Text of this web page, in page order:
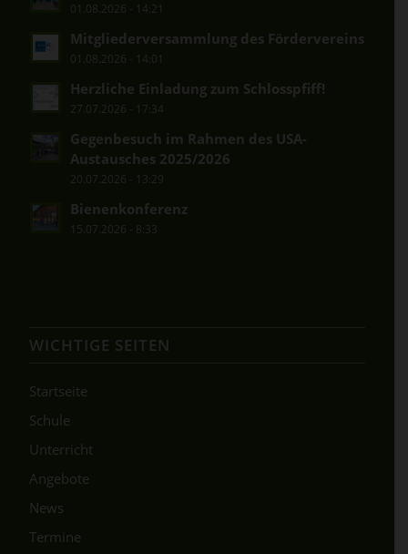
01.08.2026 - 14:21
Mitgliederversammlung des Fördervereins
01.08.2026 - 14:01
Herzliche Einladung zum Schlosspfiff!
27.07.2026 - 17:34
Gegenbesuch im Rahmen des USA-
Austausches 2025/2026
20.07.2026 - 13:29
Bienenkonferenz
15.07.2026 - 8:33
WICHTIGE SEITEN
Startseite
Schule
Unterricht
Angebote
News
Termine